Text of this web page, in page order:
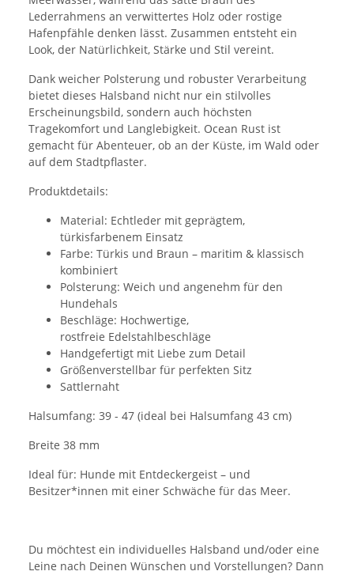
Lederrahmens an verwittertes Holz oder rostige
Hafenpfähle denken lässt. Zusammen entsteht ein
Look, der Natürlichkeit, Stärke und Stil vereint.
Dank weicher Polsterung und robuster Verarbeitung
bietet dieses Halsband nicht nur ein stilvolles
Erscheinungsbild, sondern auch höchsten
Tragekomfort und Langlebigkeit. Ocean Rust ist
gemacht für Abenteuer, ob an der Küste, im Wald oder
auf dem Stadtpflaster.
Produktdetails:
Material: Echtleder mit geprägtem,
türkisfarbenem Einsatz
Farbe: Türkis und Braun – maritim & klassisch
kombiniert
Polsterung: Weich und angenehm für den
Hundehals
Beschläge: Hochwertige,
rostfreie Edelstahlbeschläge
Handgefertigt mit Liebe zum Detail
Größenverstellbar für perfekten Sitz
Sattlernaht
Halsumfang: 39 - 47 (ideal bei Halsumfang 43 cm)
Breite 38 mm
Ideal für: Hunde mit Entdeckergeist – und
Besitzer*innen mit einer Schwäche für das Meer.
Du möchtest ein individuelles Halsband und/oder eine
Leine nach Deinen Wünschen und Vorstellungen? Dann